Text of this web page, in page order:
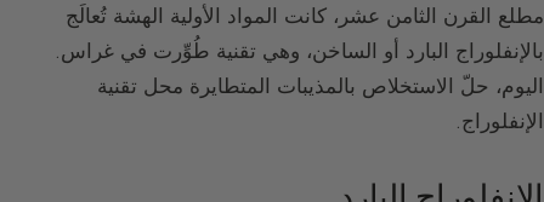
مطلع القرن الثامن عشر، كانت المواد الأولية الهشة تُعالَج
بالإنفلوراج البارد أو الساخن، وهي تقنية طُوِّرت في غراس.
اليوم، حلّ الاستخلاص بالمذيبات المتطايرة محل تقنية
الإنفلوراج.